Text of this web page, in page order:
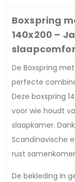
Boxspring
140x200 –
De Boxspring
perfecte
Deze boxspring
voor wie houdt
slaapkamer.
Scandinavische
rust
De bekleding in